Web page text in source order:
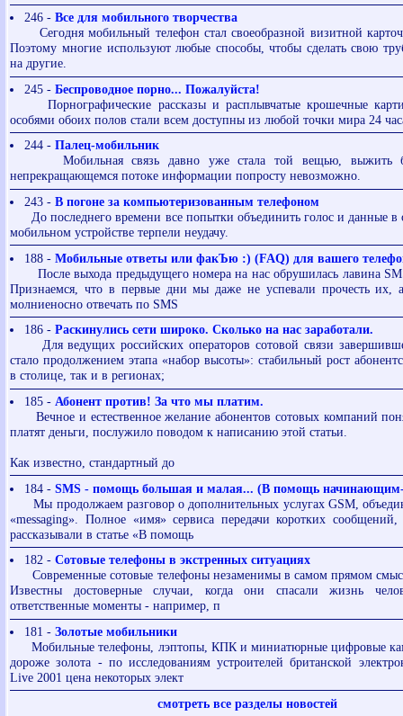
246 - Все для мобильного творчества
Сегодня мобильный телефон стал своеобразной визитной
Поэтому многие используют любые способы, чтобы сделать свою
на другие.
245 - Беспроводное порно... Пожалуйста!
Порнографические рассказы и расплывчатые крошечные
особями обоих полов стали всем доступны из любой точки мира 24
244 - Палец-мобильник
Мобильная связь давно уже стала той вещью, выжить
непрекращающемся потоке информации попросту невозможно.
243 - В погоне за компьютеризованным телефоном
До последнего времени все попытки объединить голос и данные в
мобильном устройстве терпели неудачу.
188 - Мобильные ответы или факЪю :) (FAQ) для вашего
После выхода предыдущего номера на нас обрушилась лавина
Признаемся, что в первые дни мы даже не успевали прочесть их,
молниеносно отвечать по SMS
186 - Раскинулись сети широко. Сколько на нас заработали.
Для ведущих российских операторов сотовой связи
стало продолжением этапа «набор высоты»: стабильный рост
в столице, так и в регионах;
185 - Абонент против! За что мы платим.
Вечное и естественное желание абонентов сотовых компаний
платят деньги, послужило поводом к написанию этой статьи.
Как известно, стандартный до
184 - SMS - помощь большая и малая... (В помощь
Мы продолжаем разговор о дополнительных услугах GSM,
«messaging». Полное «имя» сервиса передачи коротких
рассказывали в статье «В помощь
182 - Сотовые телефоны в экстренных ситуациях
Современные сотовые телефоны незаменимы в самом прямом
Известны достоверные случаи, когда они спасали жизнь
ответственные моменты - например, п
181 - Золотые мобильники
Мобильные телефоны, лэптопы, КПК и миниатюрные цифровые
дороже золота - по исследованиям устроителей британской
Live 2001 цена некоторых элект
смотреть все разделы новостей